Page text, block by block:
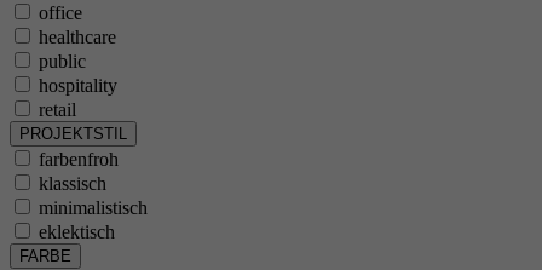
office
healthcare
public
hospitality
retail
PROJEKTSTIL
farbenfroh
klassisch
minimalistisch
eklektisch
FARBE